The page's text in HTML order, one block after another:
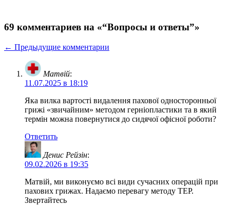
69 комментариев на «“Вопросы и ответы”»
← Предыдущие комментарии
Матвій:
11.07.2025 в 18:19
Яка вилка вартості видалення пахової односторонньої
грижі «звичайним» методом герніопластики та в який
термін можна повернутися до сидячої офісної роботи?
Ответить
Денис Рейзін:
09.02.2026 в 19:35
Матвій, ми виконуємо всі види сучасних операцій при
пахових грижах. Надаємо перевагу методу ТЕР.
Звертайтесь